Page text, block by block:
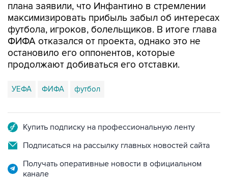
плана заявили, что Инфантино в стремлении
максимизировать прибыль забыл об интересах
футбола, игроков, болельщиков. В итоге глава
ФИФА отказался от проекта, однако это не
остановило его оппонентов, которые
продолжают добиваться его отставки.
УЕФА ФИФА футбол
Купить подписку на профессиональную ленту
Подписаться на рассылку главных новостей сайта
Получать оперативные новости в официальном
канале